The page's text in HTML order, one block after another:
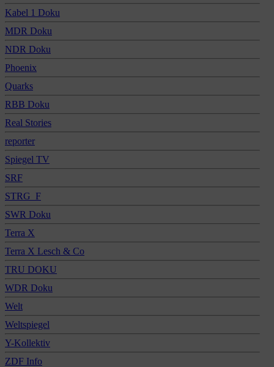
Kabel 1 Doku
MDR Doku
NDR Doku
Phoenix
Quarks
RBB Doku
Real Stories
reporter
Spiegel TV
SRF
STRG_F
SWR Doku
Terra X
Terra X Lesch & Co
TRU DOKU
WDR Doku
Welt
Weltspiegel
Y-Kollektiv
ZDF Info